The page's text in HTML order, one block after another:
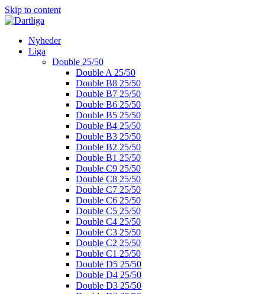
Skip to content
Nyheder
Liga
Double 25/50
Double A 25/50
Double B8 25/50
Double B7 25/50
Double B6 25/50
Double B5 25/50
Double B4 25/50
Double B3 25/50
Double B2 25/50
Double B1 25/50
Double C9 25/50
Double C8 25/50
Double C7 25/50
Double C6 25/50
Double C5 25/50
Double C4 25/50
Double C3 25/50
Double C2 25/50
Double C1 25/50
Double D5 25/50
Double D4 25/50
Double D3 25/50